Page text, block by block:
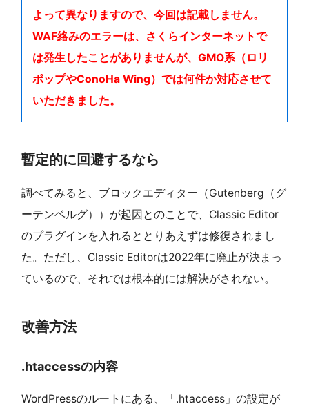
よって異なりますので、今回は記載しません。
WAF絡みのエラーは、さくらインターネットで
は発生したことがありませんが、GMO系（ロリ
ポップやConoHa Wing）では何件か対応させて
いただきました。
暫定的に回避するなら
調べてみると、ブロックエディター（Gutenberg（グ
ーテンベルグ））が起因とのことで、Classic Editor
のプラグインを入れるととりあえずは修復されまし
た。ただし、Classic Editorは2022年に廃止が決まっ
ているので、それでは根本的には解決がされない。
改善方法
.htaccessの内容
WordPressのルートにある、「.htaccess」の設定が